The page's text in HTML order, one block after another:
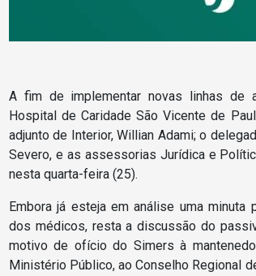
A fim de implementar novas linhas de
Hospital de Caridade São Vicente de
adjunto de Interior, Willian Adami; o
Severo, e as assessorias Jurídica e
nesta quarta-feira (25).
Embora já esteja em análise uma minuta
dos médicos, resta a discussão do
motivo de ofício do Simers à
Ministério Público, ao Conselho Regional